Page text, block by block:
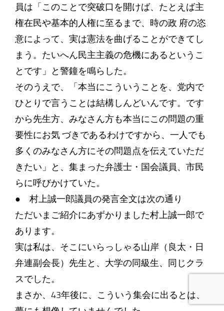
員は「このことで突破口を開けば、たとえば主
権在民や基本的人権に至るまで、時の政 府の恣
意によって、実は憲法を曲げることができてし
まう。たいへん民主主義の危機にあるというこ
とです」と警鐘を鳴らした。
そのうえで、「本当にこういうことを、党内で
ひとりで言うことは結構しんどいんです。です
から先生方、みなさん方も本当にこの問題の重
要性にお気 づきであるわけですから、一人でも
多くのみなさん方にその問題点を伝えていただ
きたい」と、集まった弁護士・国会議員、市民
らに呼びかけていた。
● 村上誠一郎議員の発言全文は次の通り
ただいまご紹介にあずかりました村上誠一郎で
あります。
実は私は、そこにいらっしゃる山岸（良太・日
弁連副会長）先生と、大学の同級生、同じクラ
スでした。
まさか、43年後に、こういう集会に出るとは、